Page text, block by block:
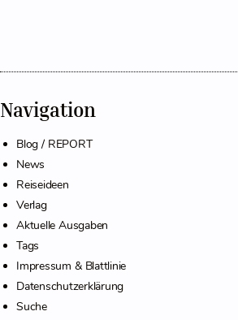
Navigation
Blog / REPORT
News
Reiseideen
Verlag
Aktuelle Ausgaben
Tags
Impressum & Blattlinie
Datenschutzerklärung
Suche